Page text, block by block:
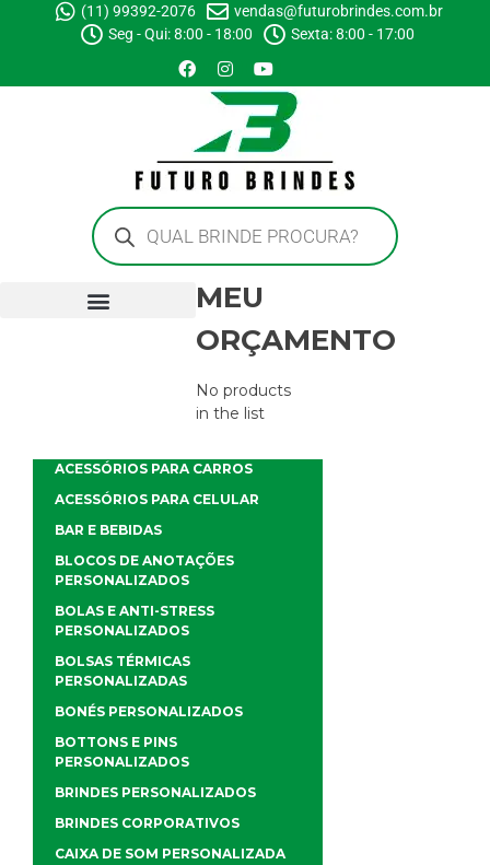
(11) 99392-2076
vendas@futurobrindes.com.br
Seg - Qui: 8:00 - 18:00
Sexta: 8:00 - 17:00
MEU
ORÇAMENTO
No products
in the list
ACESSÓRIOS PARA CARROS
ACESSÓRIOS PARA CELULAR
BAR E BEBIDAS
BLOCOS DE ANOTAÇÕES
PERSONALIZADOS
BOLAS E ANTI-STRESS
PERSONALIZADOS
BOLSAS TÉRMICAS
PERSONALIZADAS
BONÉS PERSONALIZADOS
BOTTONS E PINS
PERSONALIZADOS
BRINDES PERSONALIZADOS
BRINDES CORPORATIVOS
CAIXA DE SOM PERSONALIZADA